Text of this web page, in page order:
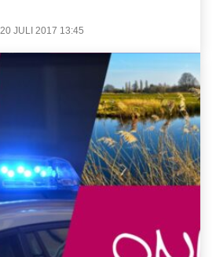
20 JULI 2017 13:45